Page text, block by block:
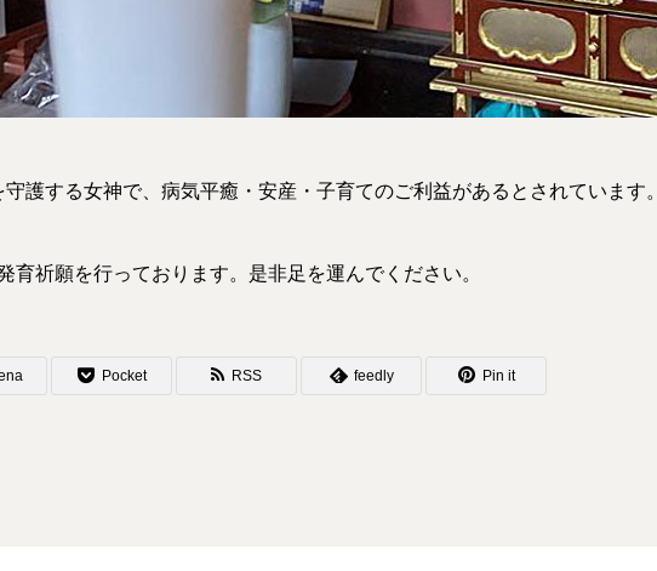
護する女神で、病気平癒・安産・子育てのご利益があるとされています。
育祈願を行っております。是非足を運んでください。
Pocket RSS feedly Pin it